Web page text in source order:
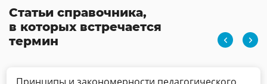
Статьи справочника,
в которых встречается
термин